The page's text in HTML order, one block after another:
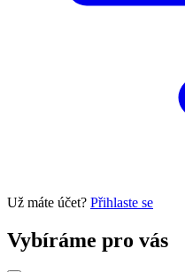
Už máte účet? Přihlaste se
Vybíráme pro vás